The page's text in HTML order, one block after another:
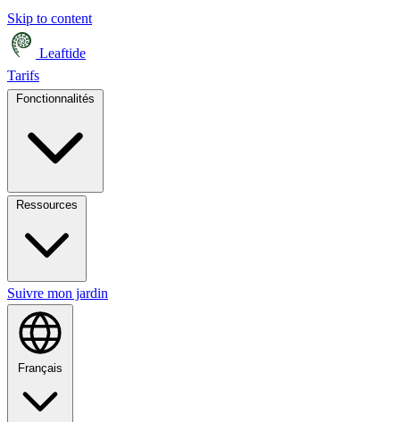
Skip to content
Leaftide
Tarifs
Suivre mon jardin
Français